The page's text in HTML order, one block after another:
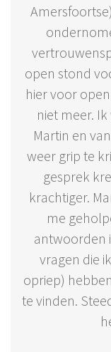
open stond
hier voor
niet meer.
Martin en
weer grip te
gesprek
krachtiger.
me
antwoorden
vragen die
opriep)
te vinden.